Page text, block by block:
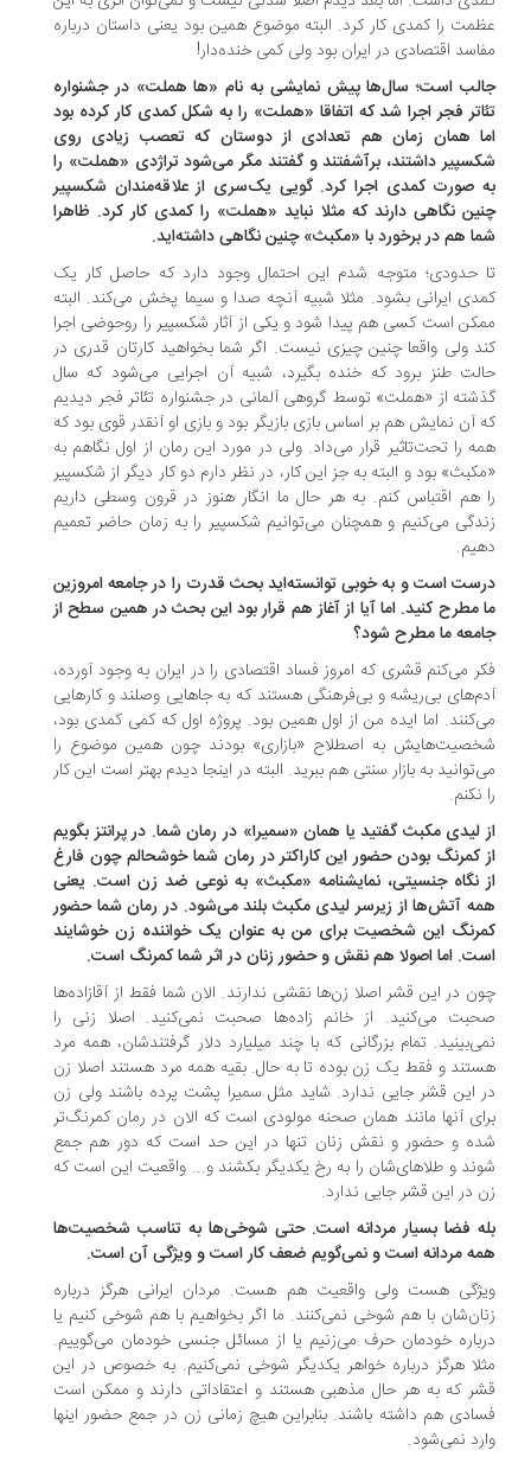
را کمدی کار کرد. البته موضوع همین بود یعنی داستان درباره
اقتصادی در ایران بود ولی کمی خنده‌دار!
است؛ سال‌ها پیش نمایشی به نام «ها هملت» در جشنواره
فجر اجرا شد که اتفاقا «هملت» را به شکل کمدی کار کرده بود
همان زمان هم تعدادی از دوستان که تعصب زیادی روی
داشتند، برآشفتند و گفتند مگر می‌شود تراژدی «هملت» را
صورت کمدی اجرا کرد. گویی یک‌سری از علاقه‌مندان شکسپیر
نگاهی دارند که مثلا نباید «هملت» را کمدی کار کرد. ظاهرا
هم در برخورد با «مکبث» چنین نگاهی داشته‌اید.
حدودی؛ متوجه شدم این احتمال وجود دارد که حاصل کار یک
ایرانی بشود. مثلا شبیه آنچه صدا و سیما پخش می‌کند. البته
است کسی هم پیدا شود و یکی از آثار شکسپیر را روحوضی اجرا
ولی واقعا چنین چیزی نیست. اگر شما بخواهید کارتان قدری در
طنز برود که خنده بگیرد، شبیه آن اجرایی می‌شود که سال
از «هملت» توسط گروهی آلمانی در جشنواره تئاتر فجر دیدیم
آن نمایش هم بر اساس بازی بازیگر بود و بازی‌ او آنقدر قوی بود که
را تحت‌تاثیر قرار می‌داد. ولی در مورد این رمان از اول نگاهم به
بود و البته به جز این کار، در نظر دارم دو کار دیگر از شکسپیر
هم اقتباس کنم. به هر حال ما انگار هنوز در قرون وسطی داریم
می‌کنیم و همچنان می‌توانیم شکسپیر را به زمان حاضر تعمیم
است و به خوبی توانسته‌اید بحث قدرت را در جامعه امروزین
مطرح کنید. اما آیا از آغاز هم قرار بود این بحث در همین سطح از
ما مطرح شود؟
می‌کنم قشری که امروز فساد اقتصادی را در ایران به وجود آورده،‌
بی‌ریشه و بی‌فرهنگی هستند که به جاهایی وصلند و کارهایی
اما ایده من از اول همین بود. پروژه‌ اول که کمی کمدی بود،
به اصطلاح «بازاری» بودند چون همین موضوع را
به بازار سنتی هم ببرید. البته در اینجا دیدم بهتر است این کار
لیدی مکبث گفتید یا همان «سمیرا» در رمان شما. در پرانتز بگویم
کمرنگ بودن حضور این کاراکتر در رمان شما خوشحالم چون فارغ
نگاه جنسیتی، نمایشنامه «مکبث» به نوعی ضد زن است. یعنی
آتش‌ها از زیرسر لیدی مکبث بلند می‌شود. در رمان شما حضور
این شخصیت برای من به عنوان یک خواننده زن خوشایند
اما اصولا هم نقش و حضور زنان در اثر شما کمرنگ است.
در این قشر اصلا زن‌ها نقشی ندارند. الان شما فقط از آقازاده‌ها
می‌کنید. از خانم زاده‌ها صحبت نمی‌کنید. اصلا زنی را
تمام بزرگانی که با چند میلیارد دلار گرفتندشان، همه مرد
و فقط یک زن بوده تا به حال. بقیه همه مرد هستند اصلا زن
این قشر جایی ندارد. شاید مثل سمیرا پشت پرده باشند ولی زن
آنها مانند همان صحنه مولودی است که الان در رمان کمرنگ‌تر
و حضور و نقش زنان تنها در این حد است که دور هم جمع
و طلاهای‌شان را به رخ یکدیگر بکشند و... واقعیت این است که
در این قشر جایی ندارد.
فضا بسیار مردانه است. حتی شوخی‌ها به تناسب شخصیت‌ها
مردانه است و نمی‌گویم ضعف کار است و ویژگی آن است.
هست ولی واقعیت هم هست. مردان ایرانی هرگز درباره
با هم شوخی نمی‌کنند. ما اگر بخواهیم با هم شوخی کنیم یا
خودمان حرف می‌زنیم یا از مسائل جنسی خودمان می‌گوییم.
هرگز درباره خواهر یکدیگر شوخی نمی‌کنیم. به خصوص در این
که به هر حال مذهبی هستند و اعتقاداتی دارند و ممکن است
هم داشته باشند. بنابراین هیچ زمانی زن در جمع حضور اینها
نمی‌شود.